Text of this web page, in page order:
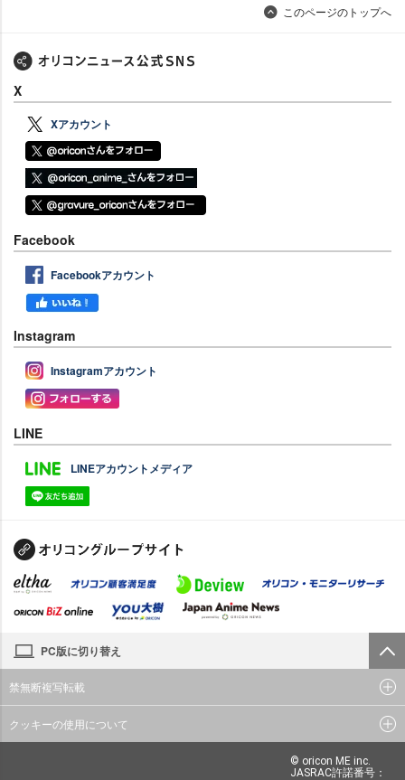
このページのトップへ
X
Xアカウント
Facebook
Facebookアカウント
Instagram
Instagramアカウント
LINE
LINEアカウントメディア
PC版に切り替え
禁無断複写転載
クッキーの使用について
© oricon ME inc.
JASRAC許諾番号：